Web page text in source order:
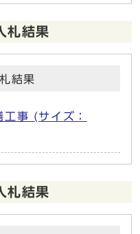
結果
結果
事 (サイズ：
結果